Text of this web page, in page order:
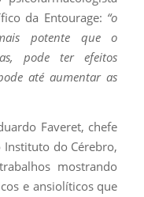
da Entourage: “o
potente que o
pode ter efeitos
até aumentar as
Faveret, chefe
do Cérebro,
mostrando
e ansiolíticos que